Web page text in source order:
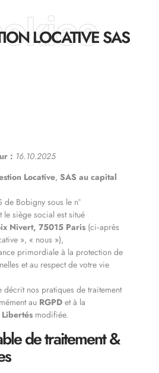
LOCATIVE SAS
: 16.10.2025
Locative, SAS au capital
de Bobigny sous le n°
le siège social est situé
Nivert, 75015 Paris (ci‑après
», « nous »),
primordiale à la protection de
et au respect de votre vie
décrit nos pratiques de traitement
au RGPD et à la
modifiée.
de traitement &